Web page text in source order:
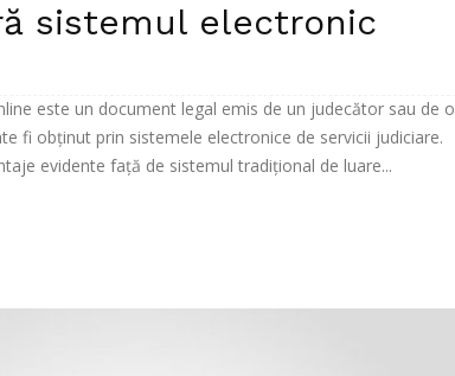
sistemul electronic
este un document legal emis de un judecător sau de o
fi obținut prin sistemele electronice de servicii judiciare.
evidente față de sistemul tradițional de luare...